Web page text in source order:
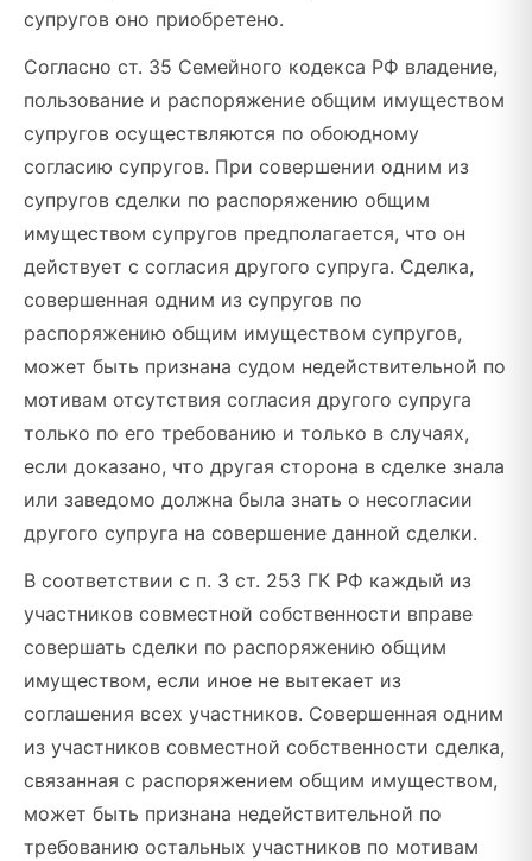
супругов оно приобретено.
Согласно ст. 35 Семейного кодекса РФ владение,
пользование и распоряжение общим имуществом
супругов осуществляются по обоюдному
согласию супругов. При совершении одним из
супругов сделки по распоряжению общим
имуществом супругов предполагается, что он
действует с согласия другого супруга. Сделка,
совершенная одним из супругов по
распоряжению общим имуществом супругов,
может быть признана судом недействительной по
мотивам отсутствия согласия другого супруга
только по его требованию и только в случаях,
если доказано, что другая сторона в сделке знала
или заведомо должна была знать о несогласии
другого супруга на совершение данной сделки.
В соответствии с п. 3 ст. 253 ГК РФ каждый из
участников совместной собственности вправе
совершать сделки по распоряжению общим
имуществом, если иное не вытекает из
соглашения всех участников. Совершенная одним
из участников совместной собственности сделка,
связанная с распоряжением общим имуществом,
может быть признана недействительной по
требованию остальных участников по мотивам